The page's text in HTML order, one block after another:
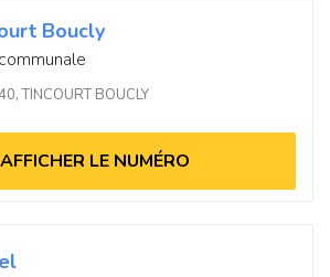
Boucly
TINCOURT BOUCLY
AFFICHER LE NUMÉRO